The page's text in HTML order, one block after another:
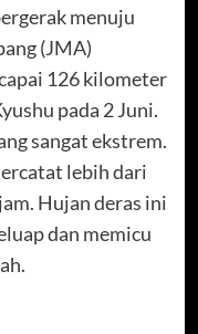
menuju
(JMA)
126 kilometer
pada 2 Juni.
sangat ekstrem.
lebih dari
Hujan deras ini
dan memicu